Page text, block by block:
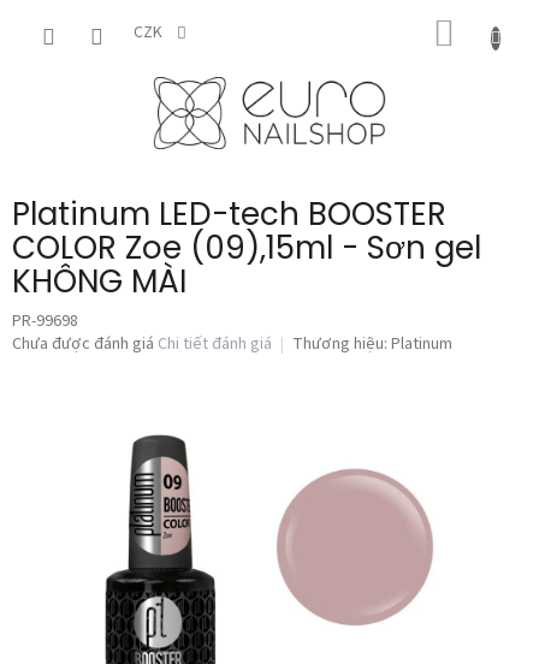
CZK
GIỎ
HÀNG
Platinum LED-tech BOOSTER
COLOR Zoe (09),15ml - Sơn gel
KHÔNG MÀI
PR-99698
Đánh
Chưa được đánh giá Chi tiết đánh giá Thương hiệu: Platinum